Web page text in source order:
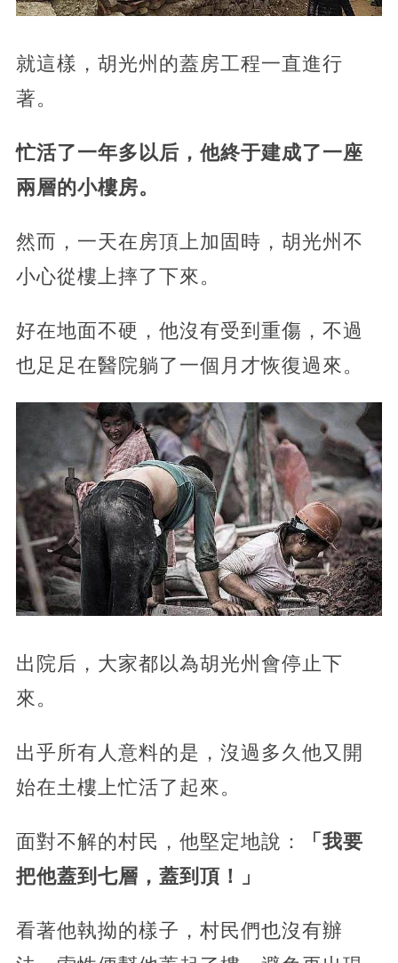
就這樣，胡光州的蓋房工程一直進行
著。
忙活了一年多以后，他終于建成了一座
兩層的小樓房。
然而，一天在房頂上加固時，胡光州不
小心從樓上摔了下來。
好在地面不硬，他沒有受到重傷，不過
也足足在醫院躺了一個月才恢復過來。
出院后，大家都以為胡光州會停止下
來。
出乎所有人意料的是，沒過多久他又開
始在土樓上忙活了起來。
面對不解的村民，他堅定地說：
「我要
把他蓋到七層，蓋到頂！」
看著他執拗的樣子，村民們也沒有辦